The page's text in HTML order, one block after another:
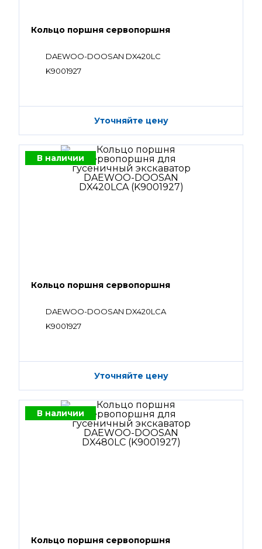
Кольцо поршня сервопоршня
DAEWOO-DOOSAN DX420LC
K9001927
Уточняйте цену
В наличии
Кольцо поршня сервопоршня
DAEWOO-DOOSAN DX420LCA
K9001927
Уточняйте цену
В наличии
Кольцо поршня сервопоршня